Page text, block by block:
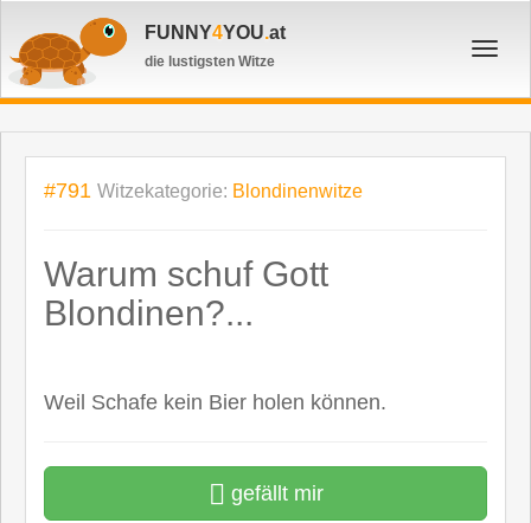
FUNNY4YOU.at
die lustigsten Witze
#791 Witzekategorie: Blondinenwitze
Warum schuf Gott
Blondinen?...
Weil Schafe kein Bier holen können.
gefällt mir